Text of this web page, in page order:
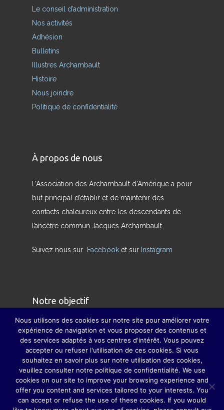
Le conseil d’administration
Nos activités
Adhésion
Bulletins
Illustres Archambault
Histoire
Nous joindre
Politique de confidentialité
À propos de nous
L’Association des Archambault d’Amérique a pour
but principal d’établir et de maintenir des
contacts chaleureux entre les descendants de
l’ancêtre commun Jacques Archambault.
Suivez nous sur Facebook et sur Instagram
Notre objectif
Nous avons pour but de redonner son sens
véritable à la famille et à pallier, dans la mesure
du possible, la disparition des grandes fêtes de
famille, grâce auxquelles parents, grands-
parents, sœurs, frères, oncles, tantes, cousins et
cousines ne se perdaient guère de vue.
Nous utilisons des cookies sur notre site pour améliorer votre
expérience de navigation et vous proposer des contenus et
des services adaptés à vos centres d'intérêt. Vous pouvez
accepter ou refuser l'utilisation de ces cookies. Si vous
souhaitez en savoir plus sur notre utilisation des cookies,
veuillez consulter notre politique de confidentialité. We use
cookies on our site to improve your browsing experience and
offer you content and services tailored to your interests. You
can accept or refuse the use of these cookies. If you would